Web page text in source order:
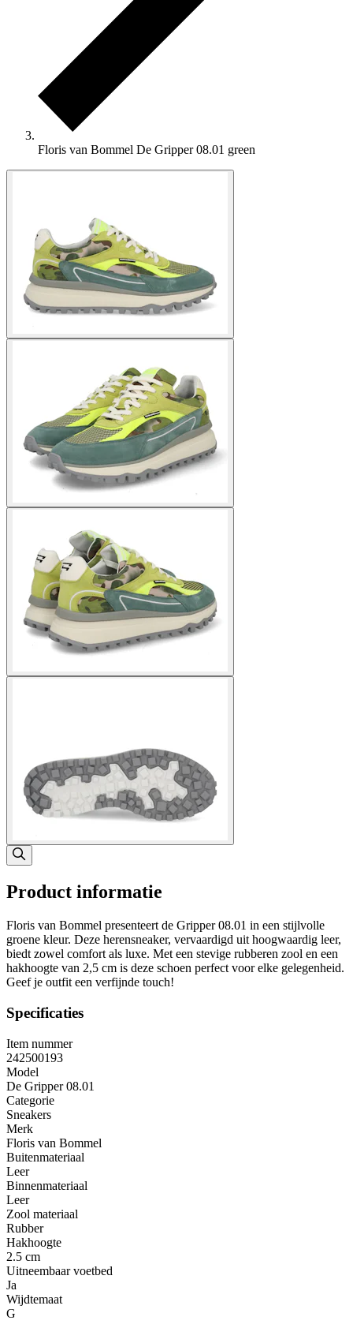
Floris van Bommel De Gripper 08.01 green
Product informatie
Floris van Bommel presenteert de Gripper 08.01 in een stijlvolle
groene kleur. Deze herensneaker, vervaardigd uit hoogwaardig leer,
biedt zowel comfort als luxe. Met een stevige rubberen zool en een
hakhoogte van 2,5 cm is deze schoen perfect voor elke gelegenheid.
Geef je outfit een verfijnde touch!
Specificaties
Item nummer
242500193
Model
De Gripper 08.01
Categorie
Sneakers
Merk
Floris van Bommel
Buitenmateriaal
Leer
Binnenmateriaal
Leer
Zool materiaal
Rubber
Hakhoogte
2.5 cm
Uitneembaar voetbed
Ja
Wijdtemaat
G